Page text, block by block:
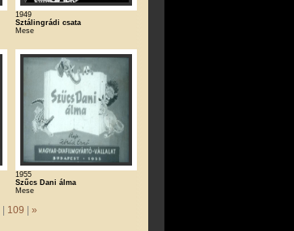
1949
Sztálingrádi csata
Mese
1955
Szűcs Dani álma
Mese
| 109 | »